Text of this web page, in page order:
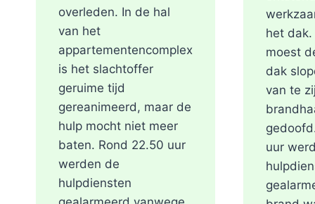
overleden. In de hal
van het
appartementencomplex
is het slachtoffer
geruime tijd
gereanimeerd, maar de
hulp mocht niet meer
baten. Rond 22.50 uur
werden de
hulpdiensten
het
moest
dak
van te
uur